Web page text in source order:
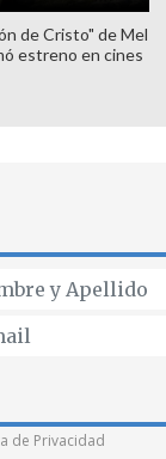
de Cristo" de Mel
estreno en cines
de Privacidad